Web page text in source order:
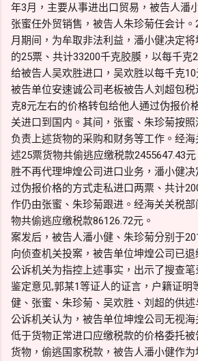
年3月，主要从事进出口贸易，被告人潘
张蜜任外贸销售，被告人朱珍菊任会计。
月期间，为牟取非法利益，潘小健决定
的25票、共计33200千克胶膜，以每千克
给被告人吴欢胜进口，吴欢胜以每千克
被告单位安速诚公司老板被告人刘超包
克8元左右的价格转包给他人通过伪报价
关进口到国内。其间，张蜜、朱珍菊按照
负责上述货物的采购和财务等工作。经
述25票货物共偷逃应缴税款2455647.43
胜不再代理坤煌公司进口业务，潘小健
过伪报价格的方式走私进口两票、共计
作仍由张蜜、朱珍菊跟进。经海关关税
物共偷逃应缴税款86126.72元。
案发后，被告人潘小健、朱珍菊分别于
向侦查机关投案，被告单位坤煌公司已退
公诉机关为指控上述事实，出示了搜查
鉴定意见,郭某1等证人的证言，户籍证明
健、张蜜、朱珍菊、吴欢胜、刘超的供述
公诉机关认为，被告单位坤煌公司无视
低于货物正常进口应缴税款的价格委托
货物，偷逃国家税款，被告人潘小健作